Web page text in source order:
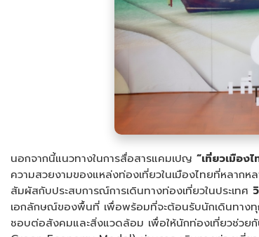
นอกจากนี้แนวทางในการสื่อสารแคมเปญ “เที่ยวเมือง
ความสวยงามของแหล่งท่องเที่ยวในเมืองไทยที่หลาก
สัมผัสกับประสบการณ์การเดินทางท่องเที่ยวในประเทศ
เอกลักษณ์ของพื้นที่ เพื่อพร้อมที่จะต้อนรับนักเดินทางทุ
ชอบต่อสังคมและสิ่งแวดล้อม เพื่อให้นักท่องเที่ยวช่ว